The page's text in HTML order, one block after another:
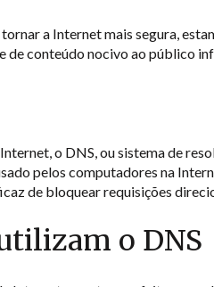
a Internet mais segura,
de conteúdo nocivo ao público
o DNS, ou sistema de
pelos computadores na
de bloquear requisições
o DNS